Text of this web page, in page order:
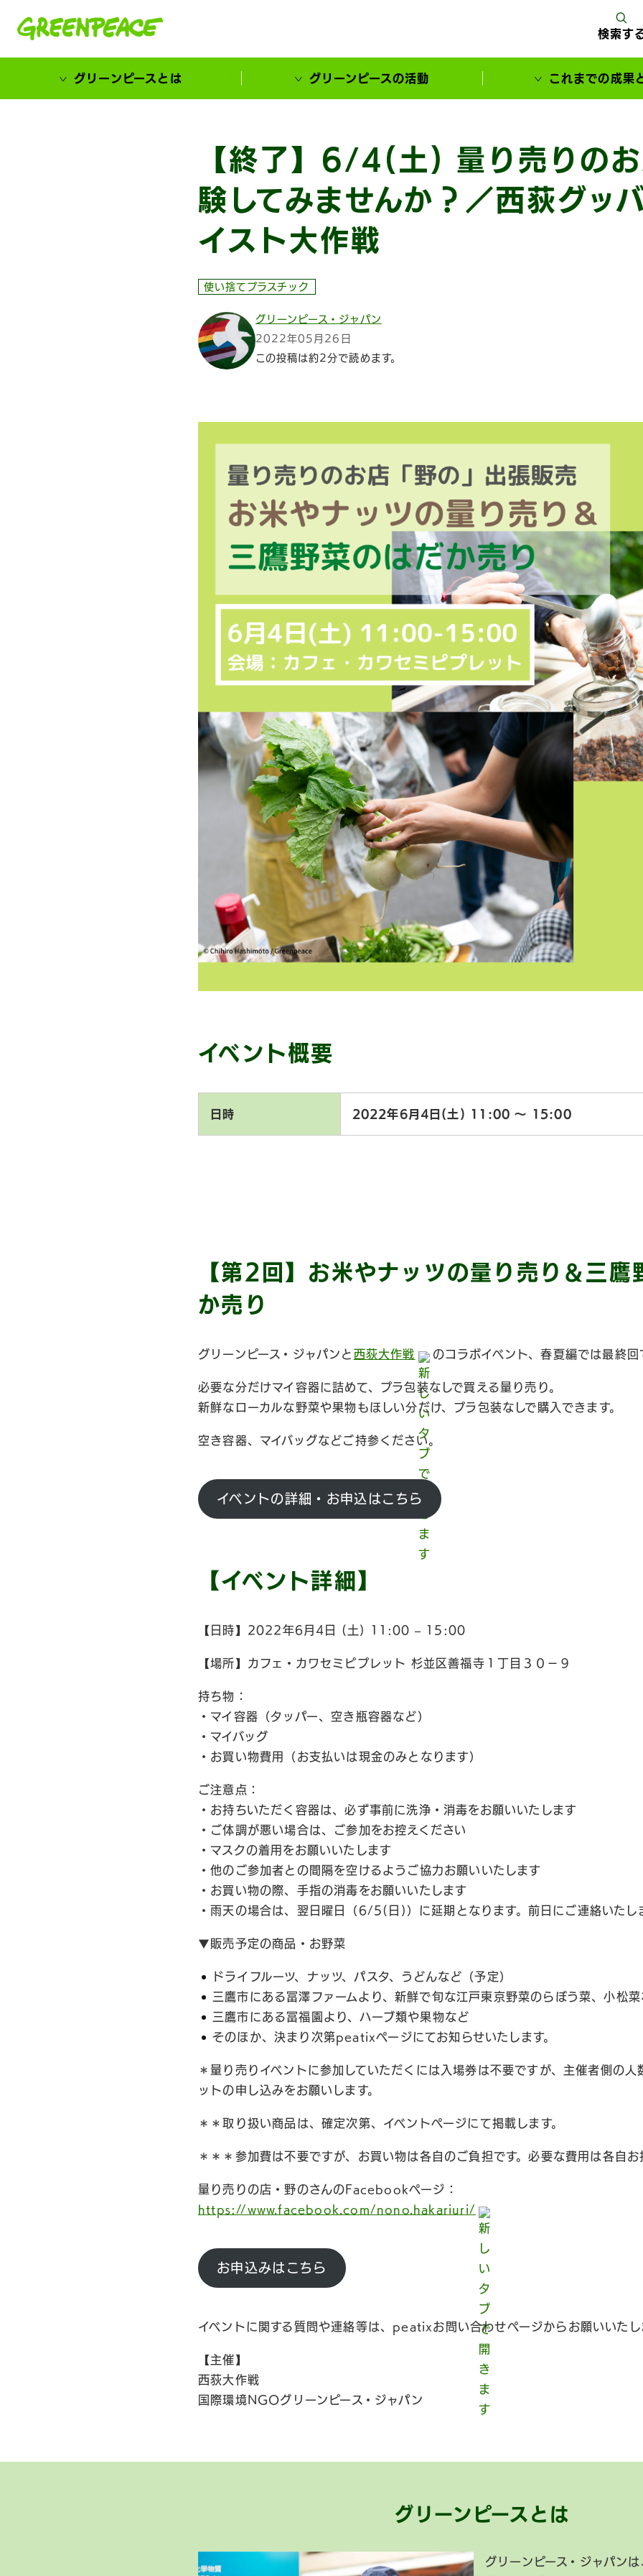
検索す
グリーンピースとは グリーンピースの活動 これまでの成果
【終了】6/4(土) 量り売りの
験してみませんか？／西荻グッ
イスト大作戦
使い捨てプラスチック
グリーンピース・ジャパン
2022年05月26日
この投稿は約2分で読めます。
イベント概要
日時 2022年6月4日(土) 11:00 〜 15:00
【第2回】お米やナッツの量り売り＆三鷹
か売り
グリーンピース・ジャパンと 西荻大作戦 のコラボイベント、春夏編では最終回
必要な分だけマイ容器に詰めて、プラ包装なしで買える量り売り。
新鮮なローカルな野菜や果物もほしい分だけ、プラ包装なしで購入できます。
空き容器、マイバッグなどご持参ください。
イベントの詳細・お申込はこちら
【イベント詳細】
【日時】2022年6月4日 (土) 11:00 – 15:00
【場所】カフェ・カワセミピプレット 杉並区善福寺１丁目３０−９
持ち物：
・マイ容器（タッパー、空き瓶容器など）
・マイバッグ
・お買い物費用（お支払いは現金のみとなります）
ご注意点：
・お持ちいただく容器は、必ず事前に洗浄・消毒をお願いいたします
・ご体調が悪い場合は、ご参加をお控えください
・マスクの着用をお願いいたします
・他のご参加者との間隔を空けるようご協力お願いいたします
・お買い物の際、手指の消毒をお願いいたします
・雨天の場合は、翌日曜日（6/5(日)）に延期となります。前日にご連絡いたし
▼販売予定の商品・お野菜
ドライフルーツ、ナッツ、パスタ、うどんなど（予定）
三鷹市にある冨澤ファームより、新鮮で旬な江戸東京野菜のらぼう菜、小松
三鷹市にある冨福園より、ハーブ類や果物など
そのほか、決まり次第peatixページにてお知らせいたします。
＊量り売りイベントに参加していただくには入場券は不要ですが、主催者側の
ットの申し込みをお願いします。
＊＊取り扱い商品は、確定次第、イベントページにて掲載します。
＊＊＊参加費は不要ですが、お買い物は各自のご負担です。必要な費用は各自お
量り売りの店・野のさんのFacebookページ：
https://www.facebook.com/nono.hakariuri/
お申込みはこちら
イベントに関する質問や連絡等は、peatixお問い合わせページからお願いいたし
【主催】
西荻大作戦
国際環境NGOグリーンピース・ジャパン
グリーンピースとは
グリーンピース・ジャパン